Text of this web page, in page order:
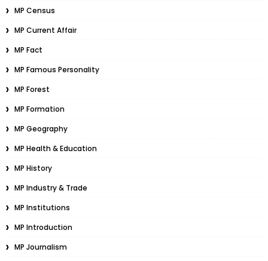
MP Census
MP Current Affair
MP Fact
MP Famous Personality
MP Forest
MP Formation
MP Geography
MP Health & Education
MP History
MP Industry & Trade
MP Institutions
MP Introduction
MP Journalism